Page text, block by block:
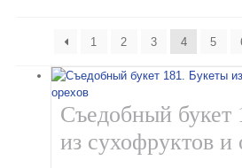
Детские букеты
Букет учителю
1 2 3 4 5
Съедобный букет
из сухофруктов и